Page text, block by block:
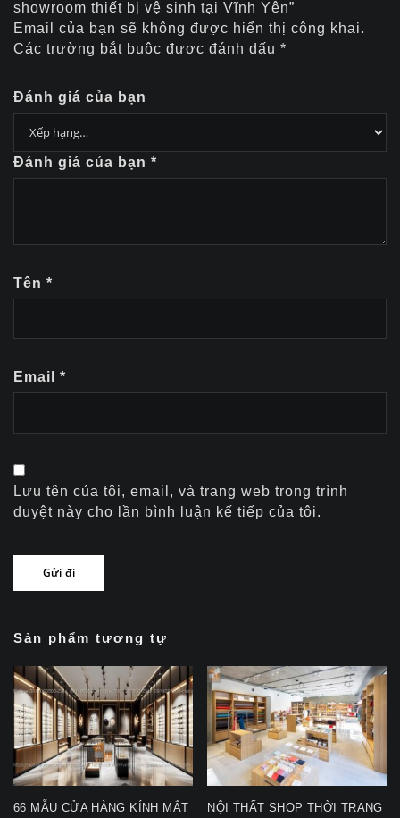
showroom thiết bị vệ sinh tại Vĩnh Yên”
Email của bạn sẽ không được hiển thị công khai.
Các trường bắt buộc được đánh dấu *
Đánh giá của bạn
Đánh giá của bạn *
Tên *
Email *
Lưu tên của tôi, email, và trang web trong trình
duyệt này cho lần bình luận kế tiếp của tôi.
Sản phẩm tương tự
66 MẪU CỬA HÀNG KÍNH MẮT
NỘI THẤT SHOP THỜI TRANG